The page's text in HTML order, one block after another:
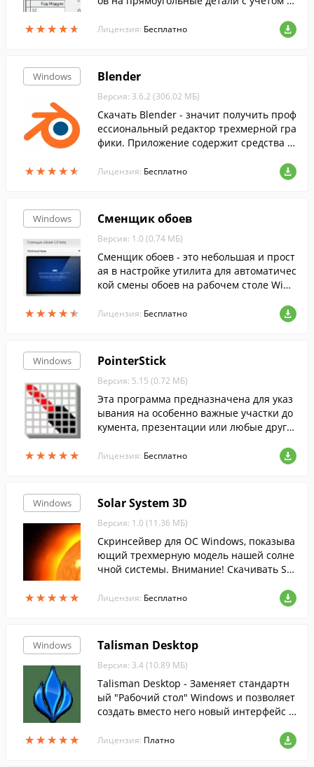
★★★★★
★★★★★
мого оборудования.
Лицензия: Бесплатно
Windows
★★★★★
★★★★★
Blender
Версия: 3.6.2 (306.02 МБ)
Скачать Blender - значит получить проф
ессиональный редактор трехмерной гра
фики. Приложение содержит средства а
ии.
Лицензия: Бесплатно
Windows
★★★★★
★★★★★
Сменщик обоев
Версия: 1.0 (0.74 МБ)
Сменщик обоев - это небольшая и прост
ая в настройке утилита для автоматичес
кой смены обоев на рабочем столе Wind
Лицензия: Бесплатно
Windows
★★★★★
★★★★★
PointerStick
Версия: 5.15 (0.72 МБ)
Эта программа предназначена для указ
ывания на особенно важные участки до
кумента, презентации или любые други
Лицензия: Бесплатно
Windows
★★★★★
★★★★★
Solar System 3D
Версия: 1.0 (11.36 МБ)
Скринсейвер для ОС Windows, показыва
ющий трехмерную модель нашей солне
чной системы. Внимание! Скачивать Sol
ы FreeSoft ежедневно сканируются анти
Лицензия: Бесплатно
Windows
★★★★★
★★★★★
Talisman Desktop
Версия: 3.4 (10.89 МБ)
Talisman Desktop - Заменяет стандартн
ый "Рабочий стол" Windows и позволяет
создать вместо него новый интерфейс л
Лицензия: Платно